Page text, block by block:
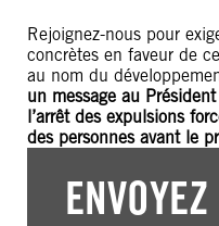
Rejoignez-nous pour
concrètes en faveur de
au nom du
un message au
l’arrêt des expulsions
des personnes avant le